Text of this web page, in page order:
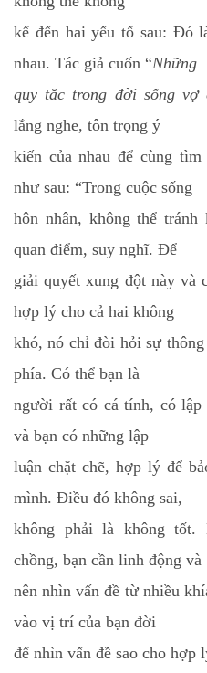
kể đến hai yếu tố sau: Đó
nhau. Tác giả cuốn “Những
quy tắc trong đời sống vợ
lắng nghe, tôn trọng ý
kiến của nhau để cùng
như sau: “Trong cuộc sống
hôn nhân, không thể
quan điểm, suy nghĩ. Để
giải quyết xung đột này và
hợp lý cho cả hai không
khó, nó chỉ đòi hỏi sự
phía. Có thể bạn là
người rất có cá tính, có
và bạn có những lập
luận chặt chẽ, hợp lý để
mình. Điều đó không sai,
không phải là không tốt.
chồng, bạn cần linh động và
nên nhìn vấn đề từ nhiều
vào vị trí của bạn đời
để nhìn vấn đề sao cho hợp